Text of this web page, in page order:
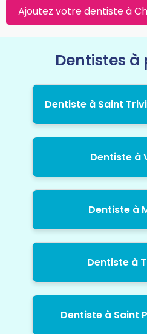
Ajoutez votre dentiste à
Dentistes
Dentiste à Saint
Dentiste à
Dentiste à
Dentiste à
Dentiste à Saint